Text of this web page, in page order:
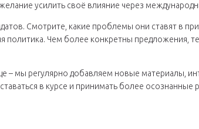
усилить своё влияние через
Смотрите, какие проблемы они ставят в
политика. Чем более конкретны предложения,
– мы регулярно добавляем новые материалы,
в курсе и принимать более осознанные